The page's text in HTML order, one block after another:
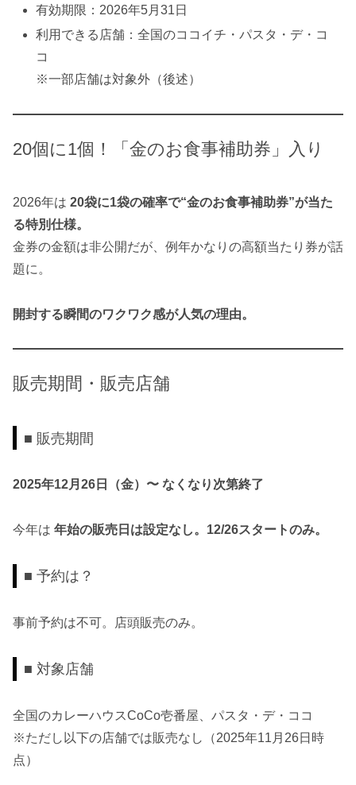
有効期限：2026年5月31日
利用できる店舗：全国のココイチ・パスタ・デ・コ
コ
※一部店舗は対象外（後述）
20個に1個！「金のお食事補助券」入り
2026年は 20袋に1袋の確率で“金のお食事補助券”が当た
る特別仕様。
金券の金額は非公開だが、例年かなりの高額当たり券が話
題に。
開封する瞬間のワクワク感が人気の理由。
販売期間・販売店舗
■ 販売期間
2025年12月26日（金）〜 なくなり次第終了
今年は 年始の販売日は設定なし。12/26スタートのみ。
■ 予約は？
事前予約は不可。店頭販売のみ。
■ 対象店舗
全国のカレーハウスCoCo壱番屋、パスタ・デ・ココ
※ただし以下の店舗では販売なし（2025年11月26日時
点）